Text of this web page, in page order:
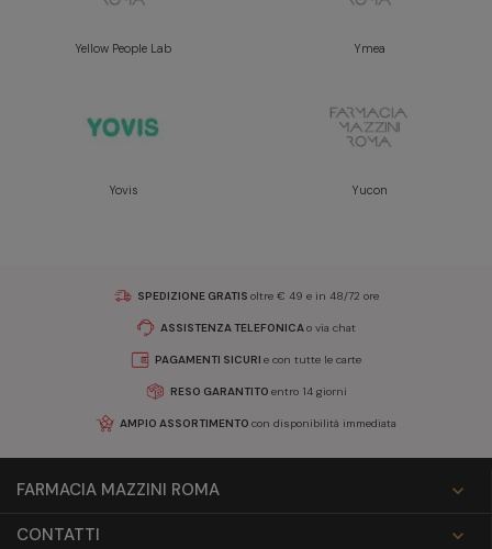
Yellow People Lab Ymea
Yovis Yucon
SPEDIZIONE GRATIS oltre € 49 e in 48/72 ore
ASSISTENZA TELEFONICAo via chat
PAGAMENTI SICURI e con tutte le carte
RESO GARANTITO entro 14 giorni
AMPIO ASSORTIMENTO con disponibilità immediata
FARMACIA MAZZINI ROMA

CONTATTI
